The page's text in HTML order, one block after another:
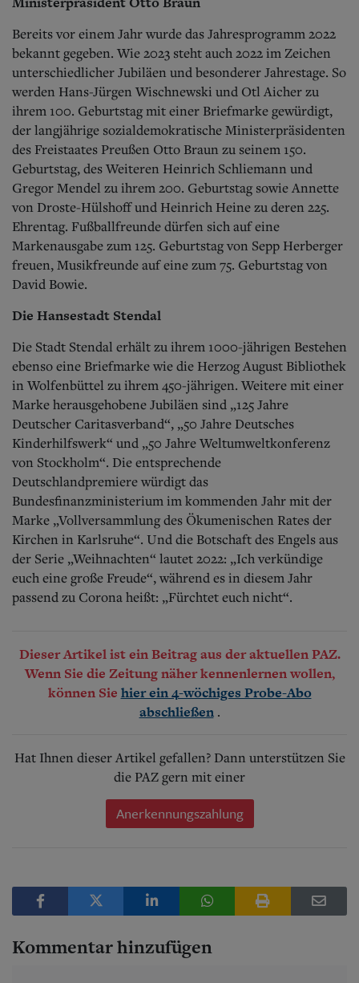
Bereits vor einem Jahr wurde das Jahresprogramm 2022
bekannt gegeben. Wie 2023 steht auch 2022 im Zeichen
unterschiedlicher Jubiläen und besonderer Jahrestage. So
werden Hans-Jürgen Wischnewski und Otl Aicher zu
ihrem 100. Geburtstag mit einer Briefmarke gewürdigt,
der langjährige sozialdemokratische Ministerpräsidenten
des Freistaates Preußen Otto Braun zu seinem 150.
Geburtstag, des Weiteren Heinrich Schliemann und
Gregor Mendel zu ihrem 200. Geburtstag sowie Annette
von Droste-Hülshoff und Heinrich Heine zu deren 225.
Ehrentag. Fußballfreunde dürfen sich auf eine
Markenausgabe zum 125. Geburtstag von Sepp Herberger
freuen, Musikfreunde auf eine zum 75. Geburtstag von
David Bowie.
Die Hansestadt Stendal
Die Stadt Stendal erhält zu ihrem 1000-jährigen Bestehen
ebenso eine Briefmarke wie die Herzog August Bibliothek
in Wolfenbüttel zu ihrem 450-jährigen. Weitere mit einer
Marke herausgehobene Jubiläen sind „125 Jahre
Deutscher Caritasverband“, „50 Jahre Deutsches
Kinderhilfswerk“ und „50 Jahre Weltumweltkonferenz
von Stockholm“. Die entsprechende
Deutschlandpremiere würdigt das
Bundesfinanzministerium im kommenden Jahr mit der
Marke „Vollversammlung des Ökumenischen Rates der
Kirchen in Karlsruhe“. Und die Botschaft des Engels aus
der Serie „Weihnachten“ lautet 2022: „Ich verkündige
euch eine große Freude“, während es in diesem Jahr
passend zu Corona heißt: „Fürchtet euch nicht“.
Dieser Artikel ist ein Beitrag aus der aktuellen PAZ.
Wenn Sie die Zeitung näher kennenlernen wollen,
können Sie hier ein 4-wöchiges Probe-Abo
abschließen .
Hat Ihnen dieser Artikel gefallen? Dann unterstützen Sie
die PAZ gern mit einer
Anerkennungszahlung
Kommentar hinzufügen